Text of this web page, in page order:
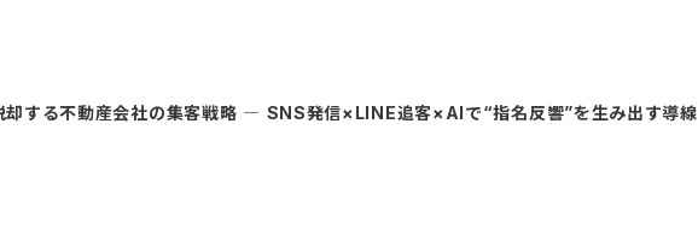
却する不動産会社の集客戦略 ― SNS発信×LINE追客×AIで“指名反響”を生み出す導線